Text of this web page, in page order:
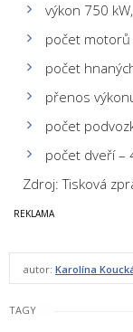
výkon 750 kW,
počet motorů
počet
přenos
počet
počet dveří –
Zdroj: Tisková
autor: Karolína
TAGY